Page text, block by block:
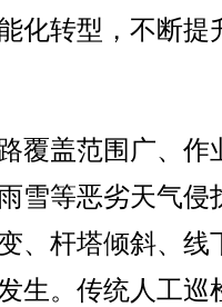
化转型，不断提
盖范围广、作
雪等恶劣天气侵
、杆塔倾斜、线
生。传统人工巡